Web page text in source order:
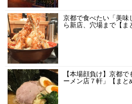
京都で食べたい「美味
ら新店、穴場まで【ま
【本場顔負け】京都
ーメン店７軒」【まと